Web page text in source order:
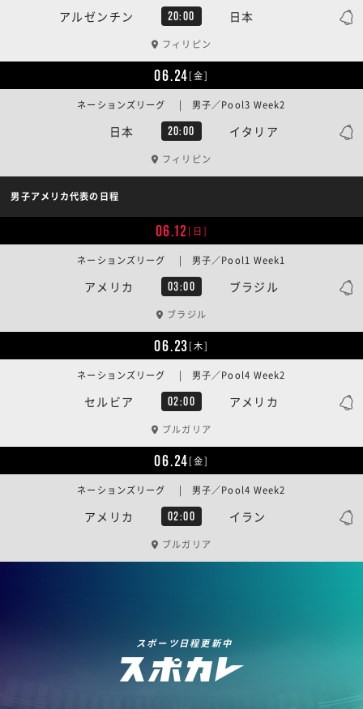
アルゼンチン 20:00 日本
フィリピン
06.24[金]
日本 20:00 イタリア
ネーションズリーグ | 男子／Pool3 Week2
フィリピン
男子アメリカ代表の日程
06.12[日]
アメリカ 03:00 ブラジル
ネーションズリーグ | 男子／Pool1 Week1
ブラジル
06.23[木]
セルビア 02:00 アメリカ
ネーションズリーグ | 男子／Pool4 Week2
ブルガリア
06.24[金]
アメリカ 02:00 イラン
ネーションズリーグ | 男子／Pool4 Week2
ブルガリア
スポーツ日程更新中